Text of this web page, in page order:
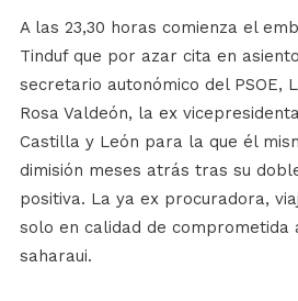
A las 23,30 horas comienza el
Tinduf que por azar cita en
secretario autonómico del PSOE,
Rosa Valdeón, la ex
Castilla y León para la que él
dimisión meses atrás tras su
positiva. La ya ex procuradora,
solo en calidad de comprometida
saharaui.